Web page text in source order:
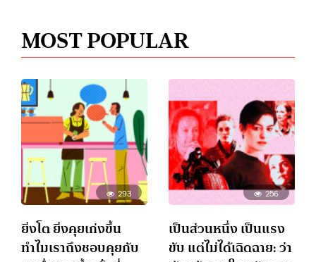
MOST POPULAR
293
ยิ่งโต ยิ่งคุยเก่งขึ้น
ทำไมเราถึงชอบคุยกับ
256
เป็นส่วนหนึ่ง เป็นแรง
ขับ แต่ไม่ได้เฉิดฉาย: ว่า